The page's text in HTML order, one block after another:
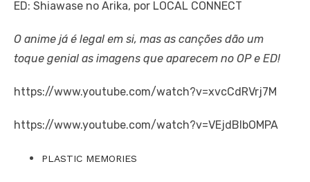
ED: Shiawase no Arika, por LOCAL CONNECT
O anime já é legal em si, mas as canções dão um
toque genial as imagens que aparecem no OP e ED!
https://www.youtube.com/watch?v=xvcCdRVrj7M
https://www.youtube.com/watch?v=VEjdBlbOMPA
PLASTIC MEMORIES